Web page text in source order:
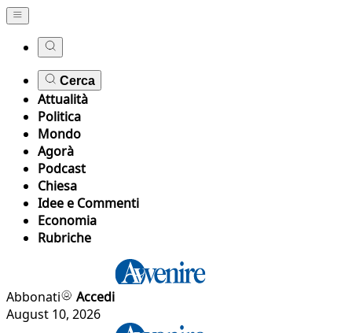
Cerca
Attualità
Politica
Mondo
Agorà
Podcast
Chiesa
Idee e Commenti
Economia
Rubriche
Abbonati
Accedi
August 10, 2026